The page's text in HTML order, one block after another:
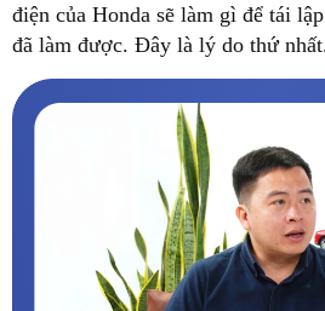
điện của Honda sẽ làm gì để tái
đã làm được. Đây là lý do thứ